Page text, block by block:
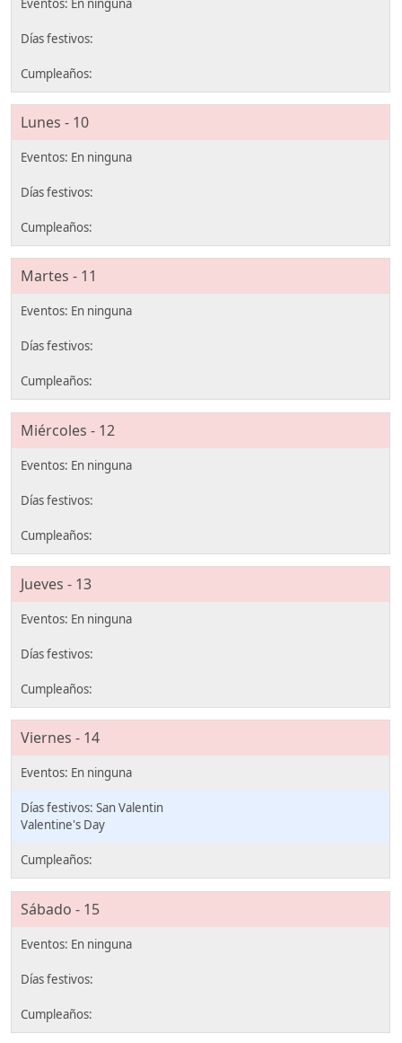
Lunes - 10
Martes - 11
Miércoles - 12
Jueves - 13
Viernes - 14
San Valentin
Valentine's Day
Sábado - 15